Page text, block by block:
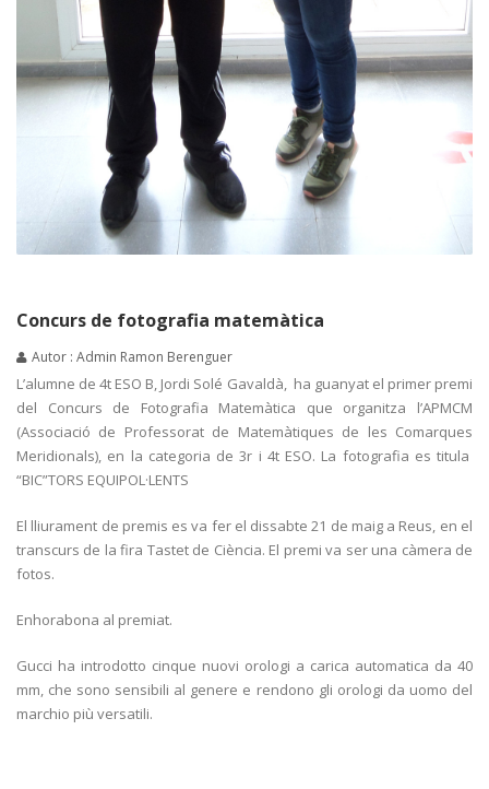
Concurs de fotografia matemàtica
Autor : Admin Ramon Berenguer
L’alumne de 4t ESO B, Jordi Solé Gavaldà, ha guanyat el primer premi
del Concurs de Fotografia Matemàtica que organitza l’APMCM
(Associació de Professorat de Matemàtiques de les Comarques
Meridionals), en la categoria de 3r i 4t ESO. La fotografia es titula
“BIC”TORS EQUIPOL·LENTS
El lliurament de premis es va fer el dissabte 21 de maig a Reus, en el
transcurs de la fira Tastet de Ciència. El premi va ser una càmera de
fotos.
Enhorabona al premiat.
Gucci ha introdotto cinque nuovi orologi a carica automatica da 40
mm, che sono sensibili al genere e rendono gli orologi da uomo del
marchio più versatili.